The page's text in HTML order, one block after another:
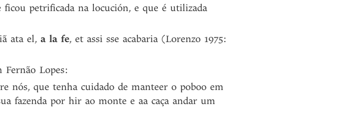
petrificada na locución, e que é utilizada
ata el, a la fe, et assi sse acabaria (Lorenzo 1975:
Fernão Lopes:
nós, que tenha cuidado de manteer o poboo em
fazenda por hir ao monte e aa caça andar um